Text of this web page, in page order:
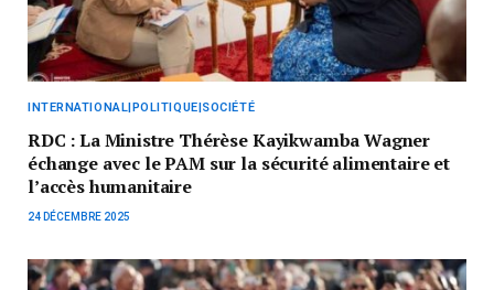
INTERNATIONAL|POLITIQUE|SOCIÉTÉ
RDC : La Ministre Thérèse Kayikwamba Wagner
échange avec le PAM sur la sécurité alimentaire et
l’accès humanitaire
24 DÉCEMBRE 2025